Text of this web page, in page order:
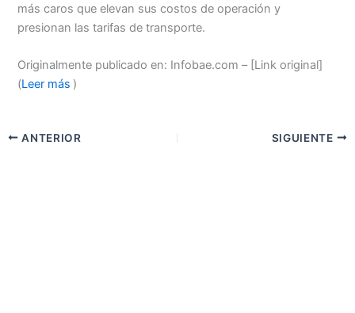
más caros que elevan sus costos de operación y
presionan las tarifas de transporte.
Originalmente publicado en: Infobae.com – [Link original]
(Leer más )
ANTERIOR SIGUIENTE